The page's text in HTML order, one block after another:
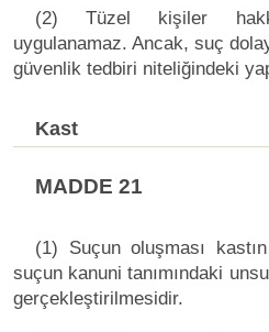
(2) Tüzel kişiler
uygulanamaz. Ancak, suç
güvenlik tedbiri niteliğindeki
Kast
MADDE 21
(1) Suçun oluşması
suçun kanuni tanımındaki
gerçekleştirilmesidir.